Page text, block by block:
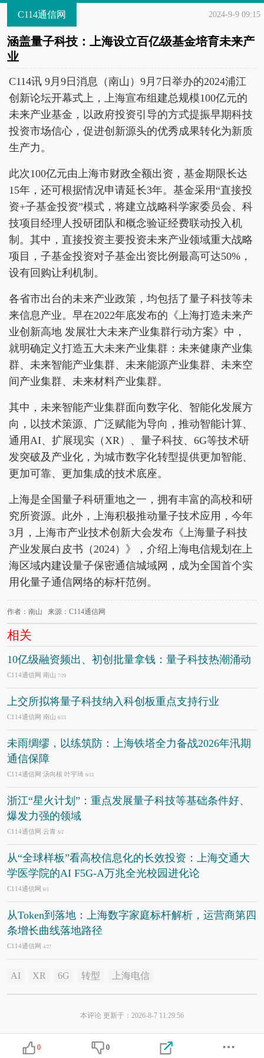
C114通信网 2024-9-9 09:15
涵盖量子科技：上海设立百亿级基金培育未来产
业
C114讯 9月9日消息（南山）9月7日举办的2024浦江
创新论坛开幕式上，上海宣布组建总规模100亿元的
未来产业基金，以政府投资引导的方式提振早期科技
投资市场信心，促进创新源头的优秀成果转化为新质
生产力。
此次100亿元由上海市财政全额出资，基金期限长达
15年，还可根据情况申请延长3年。基金采用“直接投
资+子基金投资”模式，将建立战略科学家委员会、科
技项目经理人投研团队和概念验证经费联动投入机
制。其中，直接投资主要投资未来产业领域重大战略
项目，子基金投资对子基金出资比例最高可达50%，
设有回购让利机制。
各省市出台的未来产业政策，均包括了量子科技等未
来信息产业。早在2022年底发布的《上海打造未来产
业创新高地 发展壮大未来产业集群行动方案》中，
就明确定义打造五大未来产业集群：未来健康产业集
群、未来智能产业集群、未来能源产业集群、未来空
间产业集群、未来材料产业集群。
其中，未来智能产业集群面向数字化、智能化发展方
向，以技术策源、广泛赋能为导向，推动智能计算、
通用AI、扩展现实（XR）、量子科技、6G等技术研
发突破及产业化，为城市数字化转型提供更加智能、
更加可靠、更加集成的技术底座。
上海是全国量子科研重地之一，拥有丰富的高校和研
究所资源。此外，上海积极推动量子技术应用，今年
3月，上海市产业技术创新大会发布《上海量子科技
产业发展白皮书（2024）》，介绍上海电信规划在上
海区域内建设量子保密通信城域网，成为全国首个实
用化量子通信网络的标杆范例。
作者：南山 来源：C114通信网
相关
10亿级融资频出、初创批量拿钱：量子科技热潮涌动
C114通信网 南山 7/29
上交所拟将量子科技纳入科创板重点支持行业
C114通信网 南山 6/23
未雨绸缪，以练筑防：上海铁塔全力备战2026年汛期
通信保障
C114通信网 汤向根 叶宇琦 6/13
浙江“星火计划”：重点发展量子科技等基础条件好、
爆发力强的领域
C114通信网 云青 6/2
从“全球样板”看高校信息化的长效投资：上海交通大
学医学院的AI F5G-A万兆全光校园进化论
C114通信网 6/1
从Token到落地：上海数字家庭标杆解析，运营商第四
条增长曲线落地路径
C114通信网 4/27
AI XR 6G 转型 上海电信
本评论 更新于：2026-8-7 11:29:56
0 0